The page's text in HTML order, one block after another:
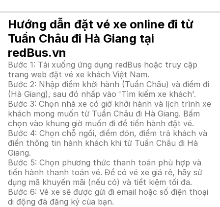
Hướng dẫn đặt vé xe online đi từ
Tuần Châu đi Hà Giang tại
redBus.vn
Bước 1: Tải xuống ứng dụng redBus hoặc truy cập
trang web đặt vé xe khách Việt Nam.
Bước 2: Nhập điểm khởi hành (Tuần Châu) và điểm đi
(Hà Giang), sau đó nhấp vào 'Tìm kiếm xe khách'.
Bước 3: Chọn nhà xe có giờ khởi hành và lịch trình xe
khách mong muốn từ Tuần Châu đi Hà Giang. Bấm
chọn vào khung giờ muốn đi để tiến hành đặt vé.
Bước 4: Chọn chỗ ngồi, điểm đón, điểm trả khách và
điền thông tin hành khách khi từ Tuần Châu đi Hà
Giang.
Bước 5: Chọn phương thức thanh toán phù hợp và
tiến hành thanh toán vé. Để có vé xe giá rẻ, hãy sử
dụng mã khuyến mãi (nếu có) và tiết kiệm tối đa.
Bước 6: Vé xe sẽ được gửi đi email hoặc số điện thoại
di động đã đăng ký của bạn.